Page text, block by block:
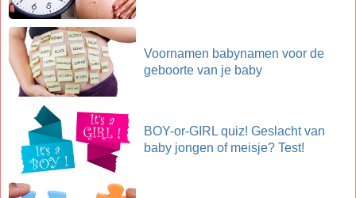
Voornamen babynamen voor de
geboorte van je baby
BOY-or-GIRL quiz! Geslacht van
baby jongen of meisje? Test!